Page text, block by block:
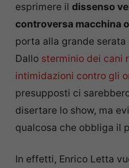
esprimere il dissenso
controversa macchina
porta alla grande serata
Dallo sterminio dei cani
intimidazioni contro gli
presupposti ci
disertare lo show, ma
qualcosa che obbliga il
In effetti, Enrico Letta